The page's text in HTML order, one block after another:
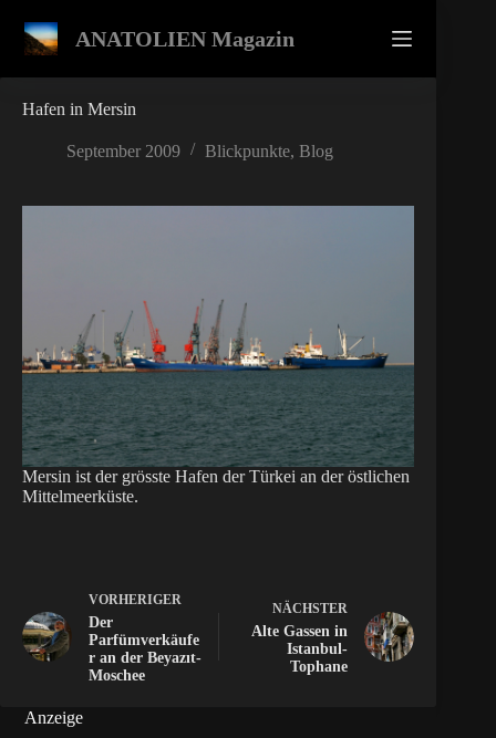
Inhalt
springen
ANATOLIEN Magazin
Hafen in Mersin
September 2009 Blickpunkte, Blog
Mersin ist der grösste Hafen der Türkei an der östlichen
Mittelmeerküste.
VORHERIGER
Der
Parfümverkäufe
r an der Beyazıt-
Moschee
NÄCHSTER
Alte Gassen in
Istanbul-
Tophane
Anzeige